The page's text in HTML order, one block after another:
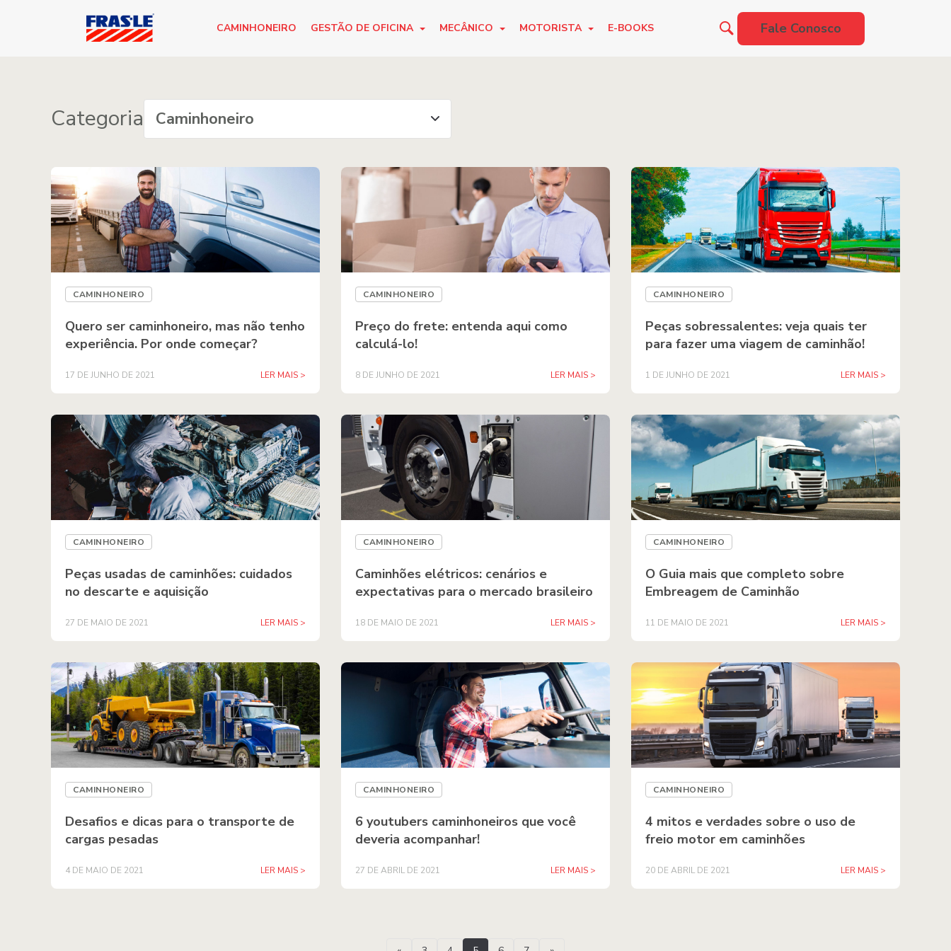
CAMINHONEIRO GESTÃO DE OFICINA MECÂNICO MOTORISTA E-BOOKS Fale Conosco
Categoria
CAMINHONEIRO
Quero ser caminhoneiro, mas não tenho
experiência. Por onde começar?
17 DE JUNHO DE 2021 LER MAIS >
CAMINHONEIRO
Preço do frete: entenda aqui como
calculá-lo!
8 DE JUNHO DE 2021 LER MAIS >
CAMINHONEIRO
Peças sobressalentes: veja quais ter
para fazer uma viagem de caminhão!
1 DE JUNHO DE 2021 LER MAIS >
CAMINHONEIRO
Peças usadas de caminhões: cuidados
no descarte e aquisição
27 DE MAIO DE 2021 LER MAIS >
CAMINHONEIRO
Caminhões elétricos: cenários e
expectativas para o mercado brasileiro
18 DE MAIO DE 2021 LER MAIS >
CAMINHONEIRO
O Guia mais que completo sobre
Embreagem de Caminhão
11 DE MAIO DE 2021 LER MAIS >
CAMINHONEIRO
Desafios e dicas para o transporte de
cargas pesadas
4 DE MAIO DE 2021 LER MAIS >
CAMINHONEIRO
6 youtubers caminhoneiros que você
deveria acompanhar!
27 DE ABRIL DE 2021 LER MAIS >
CAMINHONEIRO
4 mitos e verdades sobre o uso de
freio motor em caminhões
20 DE ABRIL DE 2021 LER MAIS >